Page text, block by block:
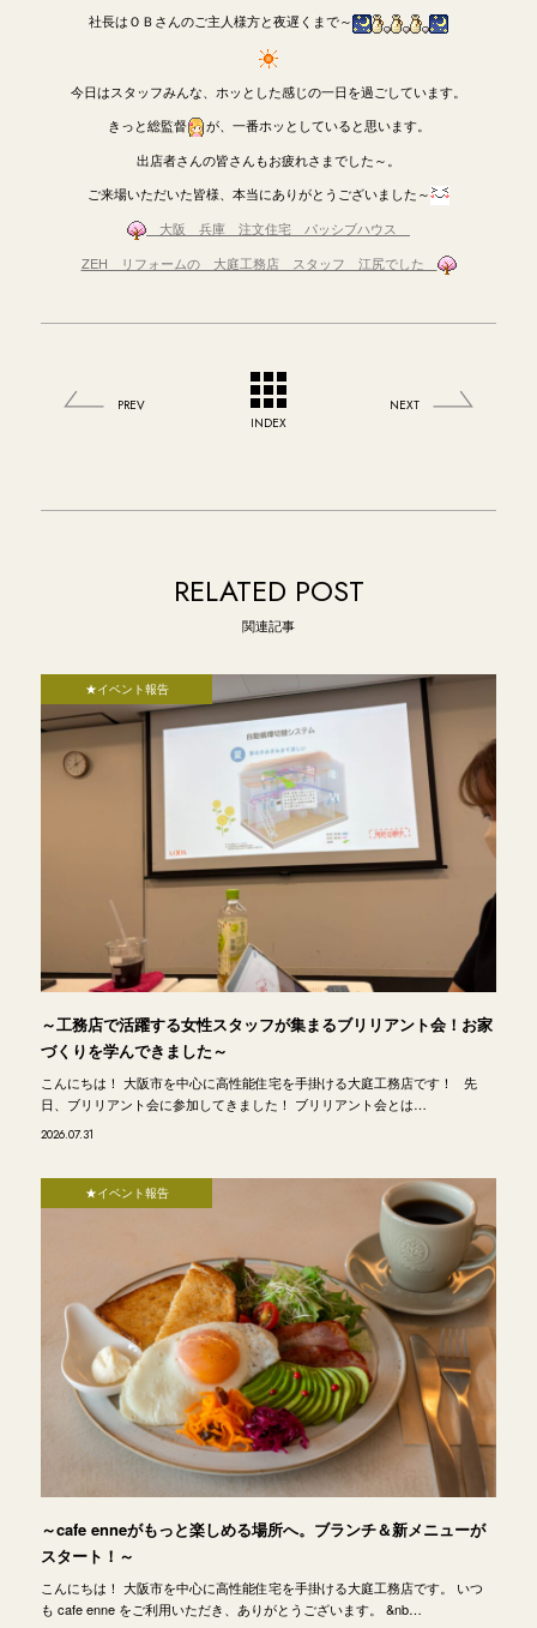
社長はＯＢさんのご主人様方と夜遅くまで～
今日はスタッフみんな、ホッとした感じの一日を過ごしています。
きっと総監督
が、一番ホッとしていると思います。
出店者さんの皆さんもお疲れさまでした～。
ご来場いただいた皆様、本当にありがとうございました～
大阪 兵庫 注文住宅 パッシブハウス
ZEH リフォームの 大庭工務店 スタッフ 江尻でした
PREV
INDEX
NEXT
RELATED POST
関連記事
★イベント報告
～工務店で活躍する女性スタッフが集まるブリリアント会！お家
づくりを学んできました～
こんにちは！ 大阪市を中心に高性能住宅を手掛ける大庭工務店です！ 先
日、ブリリアント会に参加してきました！ ブリリアント会とは…
2026.07.31
★イベント報告
～cafe enneがもっと楽しめる場所へ。ブランチ＆新メニューが
スタート！～
こんにちは！ 大阪市を中心に高性能住宅を手掛ける大庭工務店です。 いつ
も cafe enne をご利用いただき、ありがとうございます。 &nb…